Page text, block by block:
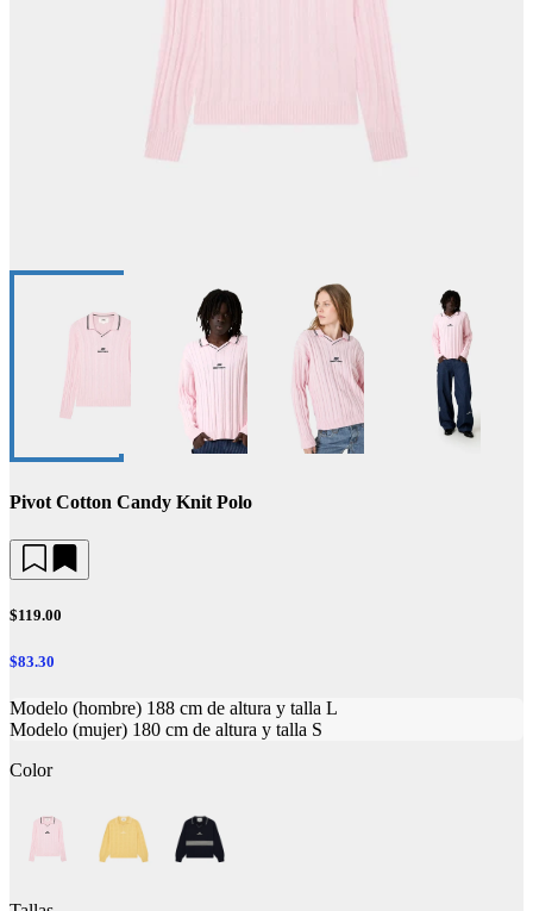
Pivot Cotton Candy Knit Polo
$119.00
$83.30
Modelo (hombre) 188 cm de altura y talla L
Modelo (mujer) 180 cm de altura y talla S
Color